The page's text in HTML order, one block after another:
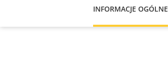
INFORMACJE OGÓLNE